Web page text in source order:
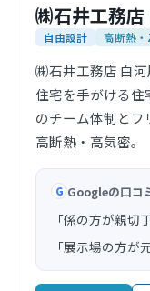
㈱石井工務
自由設計 高断熱・
㈱石井工務店 白
住宅を手がける
のチーム体制とフ
高断熱・高気密。
G Googleの口コ
「係の方が親切
「展示場の方が